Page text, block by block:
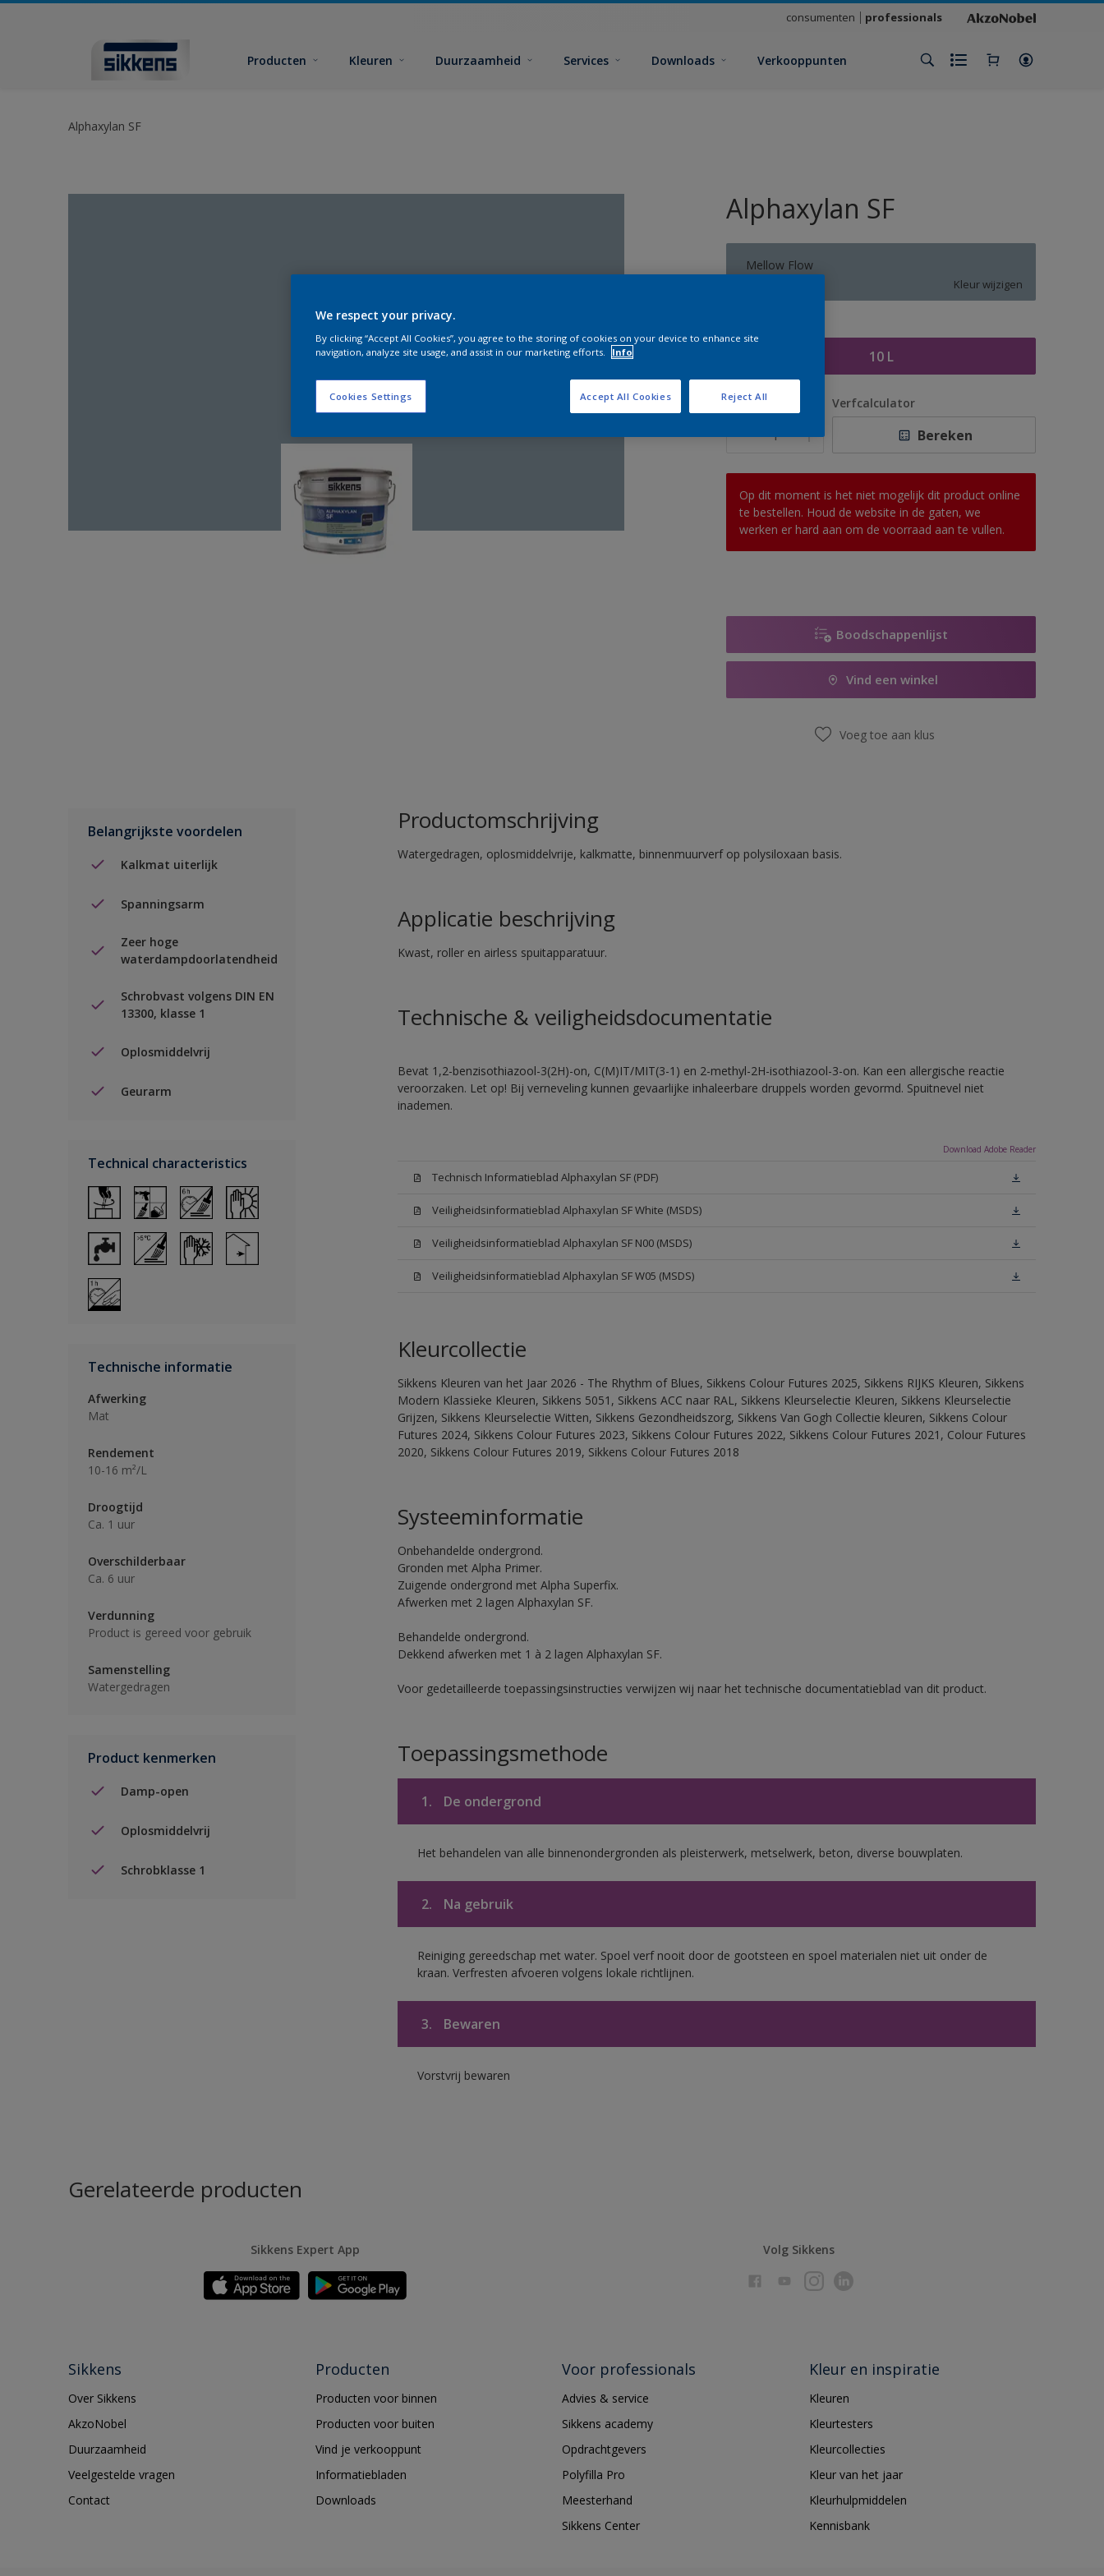
consumenten professionals
Producten Kleuren Duurzaamheid Services Downloads Verkooppunten
Alphaxylan SF
Alphaxylan SF
Mellow Flow
Kleur wijzigen
10 L
Aantal Verfcalculator
Bereken
Op dit moment is het niet mogelijk dit product online
te bestellen. Houd de website in de gaten, we
werken er hard aan om de voorraad aan te vullen.
Boodschappenlijst
Vind een winkel
Voeg toe aan klus
Belangrijkste voordelen
Kalkmat uiterlijk
Spanningsarm
Zeer hoge
waterdampdoorlatendheid
Schrobvast volgens DIN EN
13300, klasse 1
Oplosmiddelvrij
Geurarm
Technical characteristics
Technische informatie
Afwerking
Mat
Rendement
10-16 m²/L
Droogtijd
Ca. 1 uur
Overschilderbaar
Ca. 6 uur
Verdunning
Product is gereed voor gebruik
Samenstelling
Watergedragen
Product kenmerken
Damp-open
Oplosmiddelvrij
Schrobklasse 1
Productomschrijving
Watergedragen, oplosmiddelvrije, kalkmatte, binnenmuurverf op polysiloxaan basis.
Applicatie beschrijving
Kwast, roller en airless spuitapparatuur.
Technische & veiligheidsdocumentatie
Bevat 1,2-benzisothiazool-3(2H)-on, C(M)IT/MIT(3-1) en 2-methyl-2H-isothiazool-3-on. Kan een allergische reactie
veroorzaken. Let op! Bij verneveling kunnen gevaarlijke inhaleerbare druppels worden gevormd. Spuitnevel niet
inademen.
Download Adobe Reader
Technisch Informatieblad Alphaxylan SF (PDF)
Veiligheidsinformatieblad Alphaxylan SF White (MSDS)
Veiligheidsinformatieblad Alphaxylan SF N00 (MSDS)
Veiligheidsinformatieblad Alphaxylan SF W05 (MSDS)
Kleurcollectie
Sikkens Kleuren van het Jaar 2026 - The Rhythm of Blues, Sikkens Colour Futures 2025, Sikkens RIJKS Kleuren, Sikkens
Modern Klassieke Kleuren, Sikkens 5051, Sikkens ACC naar RAL, Sikkens Kleurselectie Kleuren, Sikkens Kleurselectie
Grijzen, Sikkens Kleurselectie Witten, Sikkens Gezondheidszorg, Sikkens Van Gogh Collectie kleuren, Sikkens Colour
Futures 2024, Sikkens Colour Futures 2023, Sikkens Colour Futures 2022, Sikkens Colour Futures 2021, Colour Futures
2020, Sikkens Colour Futures 2019, Sikkens Colour Futures 2018
Systeeminformatie
Onbehandelde ondergrond.
Gronden met Alpha Primer.
Zuigende ondergrond met Alpha Superfix.
Afwerken met 2 lagen Alphaxylan SF.
Behandelde ondergrond.
Dekkend afwerken met 1 à 2 lagen Alphaxylan SF.
Voor gedetailleerde toepassingsinstructies verwijzen wij naar het technische documentatieblad van dit product.
Toepassingsmethode
1. De ondergrond
Het behandelen van alle binnenondergronden als pleisterwerk, metselwerk, beton, diverse bouwplaten.
2. Na gebruik
Reiniging gereedschap met water. Spoel verf nooit door de gootsteen en spoel materialen niet uit onder de
kraan. Verfresten afvoeren volgens lokale richtlijnen.
3. Bewaren
Vorstvrij bewaren
Gerelateerde producten
Sikkens Expert App Volg Sikkens
Sikkens
Over Sikkens
AkzoNobel
Duurzaamheid
Veelgestelde vragen
Contact
Producten
Producten voor binnen
Producten voor buiten
Vind je verkooppunt
Informatiebladen
Downloads
Voor professionals
Advies & service
Sikkens academy
Opdrachtgevers
Polyfilla Pro
Meesterhand
Sikkens Center
Kleur en inspiratie
Kleuren
Kleurtesters
Kleurcollecties
Kleur van het jaar
Kleurhulpmiddelen
Kennisbank
We respect your privacy.
By clicking “Accept All Cookies”, you agree to the storing of cookies on your device to enhance site
navigation, analyze site usage, and assist in our marketing efforts.
Info
Cookies Settings Reject All
Accept All Cookies